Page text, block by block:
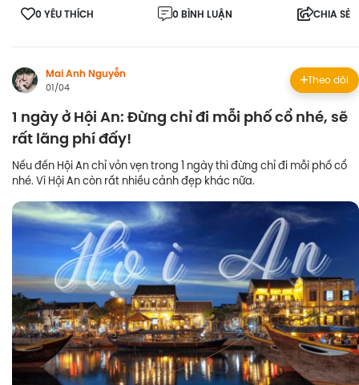
0 YÊU THÍCH 0 BÌNH LUẬN CHIA SẺ
Mai Anh Nguyễn
01/04
Theo dõi
1 ngày ở Hội An: Đừng chỉ đi mỗi phố cổ nhé, sẽ
rất lãng phí đấy!
Nếu đến Hội An chỉ vỏn vẹn trong 1 ngày thì đừng chỉ đi mỗi phố cổ
nhé. Vì Hội An còn rất nhiều cảnh đẹp khác nữa.